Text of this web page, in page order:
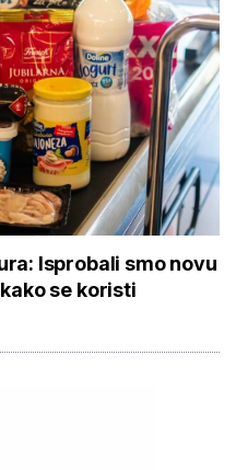
Isprobali smo novu
se koristi